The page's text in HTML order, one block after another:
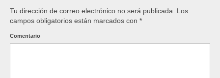
Tu dirección de correo electrónico no será publicada.
Los
campos obligatorios están marcados con *
Comentario